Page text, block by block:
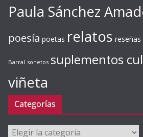
Paula Sánchez
poesía poetas relatos reseñas
Barral sonetos suplementos
viñeta
Categorías
Categorías